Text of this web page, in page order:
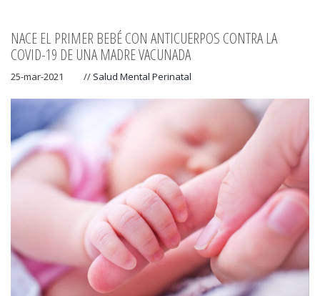
NACE EL PRIMER BEBÉ CON ANTICUERPOS CONTRA LA
COVID-19 DE UNA MADRE VACUNADA
25-mar-2021 // Salud Mental Perinatal